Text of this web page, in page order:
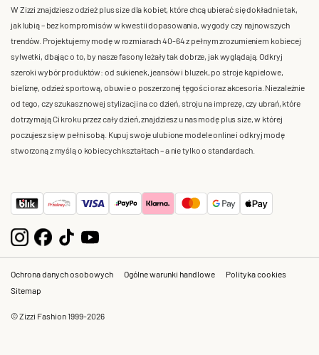
W Zizzi znajdziesz odzież plus size dla kobiet, które chcą ubierać się dokładnie tak,
jak lubią – bez kompromisów w kwestii dopasowania, wygody czy najnowszych
trendów. Projektujemy modę w rozmiarach 40-64 z pełnym zrozumieniem kobiecej
sylwetki, dbając o to, by nasze fasony leżały tak dobrze, jak wyglądają. Odkryj
szeroki wybór produktów: od sukienek, jeansów i bluzek, po stroje kąpielowe,
bieliznę, odzież sportową, obuwie o poszerzonej tęgości oraz akcesoria. Niezależnie
od tego, czy szukasz nowej stylizacji na co dzień, stroju na imprezę, czy ubrań, które
dotrzymają Ci kroku przez cały dzień, znajdziesz u nas modę plus size, w której
poczujesz się w pełni sobą. Kupuj swoje ulubione modele online i odkryj modę
stworzoną z myślą o kobiecych kształtach – a nie tylko o standardach.
Ochrona danych osobowych Ogólne warunki handlowe
Polityka cookies
Sitemap
© Zizzi Fashion 1999-2026